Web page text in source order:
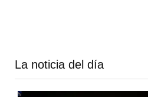
La noticia del día